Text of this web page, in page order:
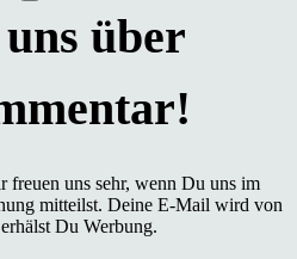
freuen uns sehr, wenn Du uns im
mitteilst. Deine E-Mail wird von
Du Werbung.